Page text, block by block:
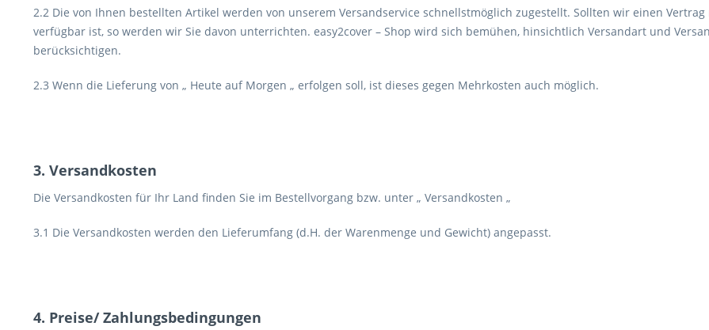
2.2 Die von Ihnen bestellten Artikel werden von unserem Versandservice schnellstmöglich zugestellt. Sollten wir einen
verfügbar ist, so werden wir Sie davon unterrichten. easy2cover – Shop wird sich bemühen, hinsichtlich Versandart und
berücksichtigen.
2.3 Wenn die Lieferung von „ Heute auf Morgen „ erfolgen soll, ist dieses gegen Mehrkosten auch möglich.
3. Versandkosten
Die Versandkosten für Ihr Land finden Sie im Bestellvorgang bzw. unter „ Versandkosten „
3.1 Die Versandkosten werden den Lieferumfang (d.H. der Warenmenge und Gewicht) angepasst.
4. Preise/ Zahlungsbedingungen